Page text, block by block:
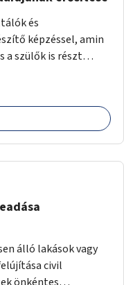
és
képzéssel, amin
a szülők is részt
álló lakások vagy
civil